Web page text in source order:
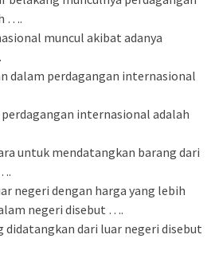
….
muncul akibat adanya
dalam perdagangan internasional
internasional adalah
untuk mendatangkan barang dari
negeri dengan harga yang lebih
negeri disebut ….
didatangkan dari luar negeri disebut